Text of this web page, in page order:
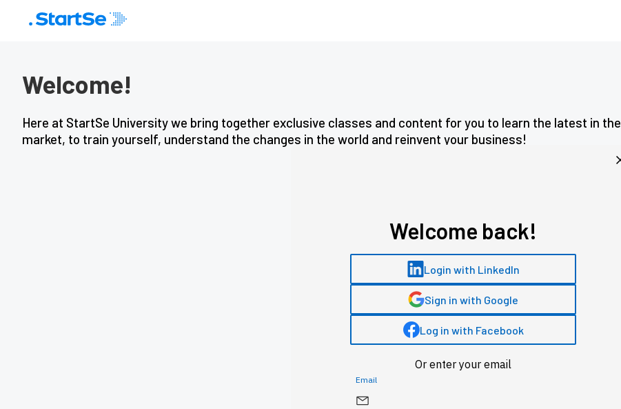
Welcome!
Here at StartSe University we bring together exclusive classes and content for you to learn the latest in the
market, to train yourself, understand the changes in the world and reinvent your business!
You must be logged in to access the LMS
LOGIN
Welcome back!
Login with LinkedIn
Sign in with Google
Log in with Facebook
Or enter your email
Email